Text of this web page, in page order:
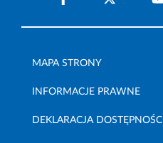
MAPA STRONY
INFORMACJE PRAWNE
DEKLARACJA DOSTĘPNOŚCI